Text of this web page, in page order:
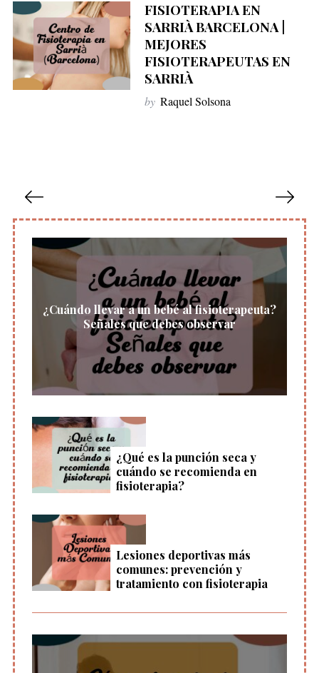
FISIOTERAPIA EN
SARRIÀ BARCELONA |
MEJORES
FISIOTERAPEUTAS EN
SARRIÀ
by Raquel Solsona
g
i
n
a
c
i
ó
n
d
e
e
n
t
r
a
d
a
s
¿Cuándo llevar a un bebé al fisioterapeuta?
Señales que debes observar
¿Qué es la punción seca y
cuándo se recomienda en
fisioterapia?
Lesiones deportivas más
comunes: prevención y
tratamiento con fisioterapia